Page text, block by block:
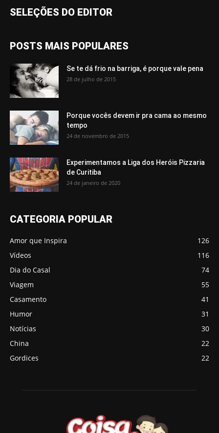
SELEÇÕES DO EDITOR
POSTS MAIS POPULARES
Se te dá frio na barriga, é porque vale pena
28 de julho de 2015
Porque vocês devem ir pra cama ao mesmo
tempo
24 de novembro de 2015
Experimentamos a Liga dos Heróis Pizzaria
de Curitiba
24 de janeiro de 2020
CATEGORIA POPULAR
Amor que Inspira
126
Vídeos
116
Dia do Casal
74
Viagem
55
Casamento
41
Humor
31
Notícias
30
China
22
Gordices
22